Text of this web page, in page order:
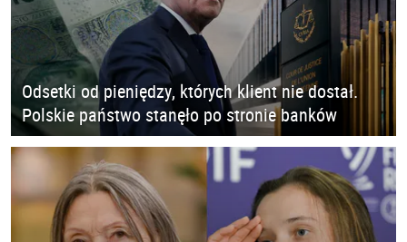
Odsetki od pieniędzy, których klient nie dostał.
Polskie państwo stanęło po stronie banków